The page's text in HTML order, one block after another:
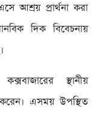
আশ্রয় প্রার্থনা করা
দিক বিবেচনায়
স্থানীয়
এসময় উপস্থিত